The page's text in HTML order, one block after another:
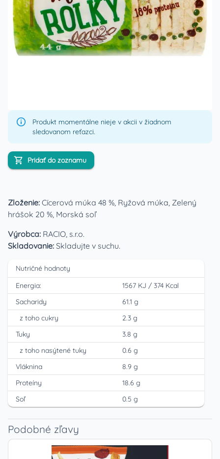
Produkt momentálne nieje v akcii v žiadnom
sledovanom reťazci.
Pridať do zoznamu
Zloženie: Cícerová múka 48 %, Ryžová múka, Zelený
hrášok 20 %, Morská soľ
Výrobca: RACIO, s.r.o.
Skladovanie: Skladujte v suchu.
Nutričné hodnoty
Energia:
1567 KJ / 374 Kcal
Sacharidy
61.1 g
z toho cukry
2.3 g
Tuky
3.8 g
z toho nasýtené tuky
0.6 g
Vláknina
8.9 g
Proteíny
18.6 g
Soľ
0.5 g
Podobné zľavy